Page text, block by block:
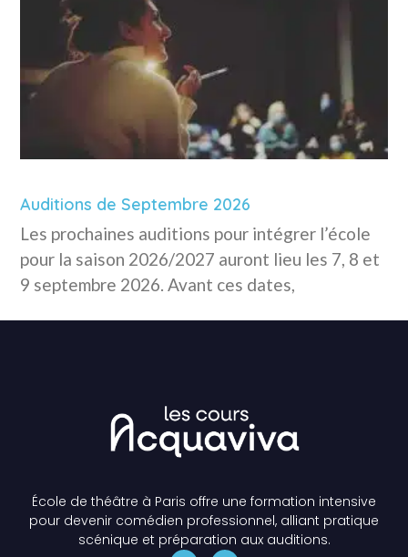
Auditions de Septembre 2026
Les prochaines auditions pour intégrer l’école
pour la saison 2026/2027 auront lieu les 7, 8 et
9 septembre 2026. Avant ces dates,
École de théâtre à Paris offre une formation intensive
pour devenir comédien professionnel, alliant pratique
scénique et préparation aux auditions.